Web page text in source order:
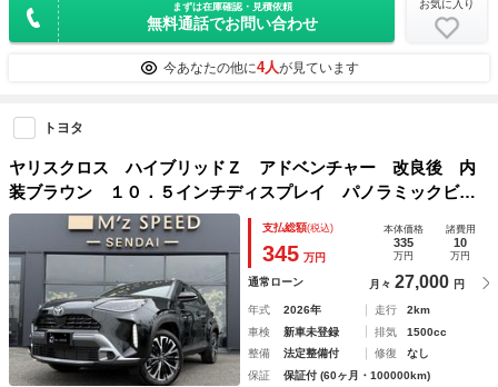
まずは在庫確認・見積依頼
無料通話でお問い合わせ
お気に入り
今あなたの他に4人が見ています
トヨタ
ヤリスクロス ハイブリッドＺ アドベンチャー 改良後 内
装ブラウン １０．５インチディスプレイ パノラミックビュ
ーモニター アダプティブハイビームシステム カラーヘッド
アップディスプレイ アクセサリーコンセント ハンズフリー
バックドア 寒冷地仕様
支払総額(税込)
345 万円
本体価格
335
万円
諸費用
10
万円
通常ローン 月々 27,000 円
年式 2026年 走行
2km
車検
新車未登録 排気
1500cc
整備
法定整備付 修復
なし
保証
保証付 (60ヶ月・100000km)